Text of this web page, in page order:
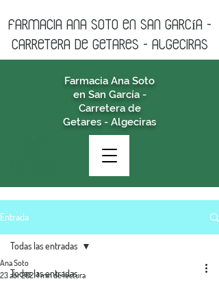
Farmacia Ana Soto
en San García -
Carretera de
Getares - Algeciras
farmacia ANA SOTO en san garcía -
CARRETERA DE GETARES - algeciras
Entrada
Todas las entradas
Todas las entradas
Ana Soto
23 abr 20211 min de lectura